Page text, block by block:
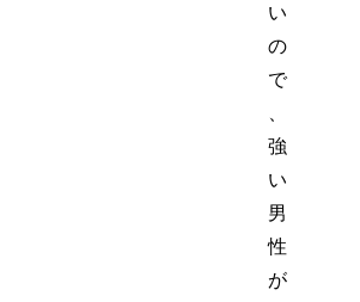
い
の
で
強
い
男
性
が